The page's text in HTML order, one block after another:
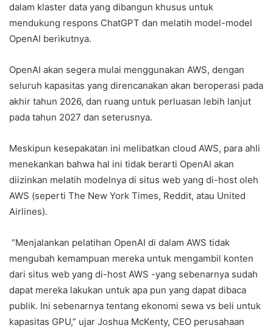
dalam klaster data yang dibangun khusus untuk
mendukung respons ChatGPT dan melatih model-model
OpenAI berikutnya.
OpenAI akan segera mulai menggunakan AWS, dengan
seluruh kapasitas yang direncanakan akan beroperasi pada
akhir tahun 2026, dan ruang untuk perluasan lebih lanjut
pada tahun 2027 dan seterusnya.
Meskipun kesepakatan ini melibatkan cloud AWS, para ahli
menekankan bahwa hal ini tidak berarti OpenAI akan
diizinkan melatih modelnya di situs web yang di-host oleh
AWS (seperti The New York Times, Reddit, atau United
Airlines).
“Menjalankan pelatihan OpenAI di dalam AWS tidak
mengubah kemampuan mereka untuk mengambil konten
dari situs web yang di-host AWS -yang sebenarnya sudah
dapat mereka lakukan untuk apa pun yang dapat dibaca
publik. Ini sebenarnya tentang ekonomi sewa vs beli untuk
kapasitas GPU,” ujar Joshua McKenty, CEO perusahaan